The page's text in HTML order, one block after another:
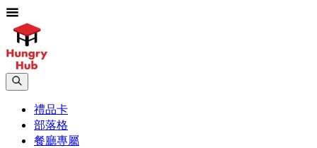
禮品卡
部落格
餐廳專屬